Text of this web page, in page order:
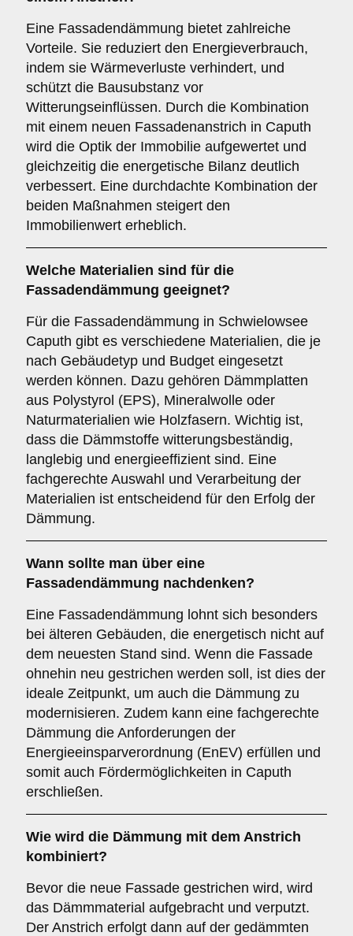
Eine Fassadendämmung bietet zahlreiche
Vorteile. Sie reduziert den Energieverbrauch,
indem sie Wärmeverluste verhindert, und
schützt die Bausubstanz vor
Witterungseinflüssen. Durch die Kombination
mit einem neuen Fassadenanstrich in Caputh
wird die Optik der Immobilie aufgewertet und
gleichzeitig die energetische Bilanz deutlich
verbessert. Eine durchdachte Kombination der
beiden Maßnahmen steigert den
Immobilienwert erheblich.
Welche Materialien sind für die
Fassadendämmung geeignet?
Für die Fassadendämmung in Schwielowsee
Caputh gibt es verschiedene Materialien, die je
nach Gebäudetyp und Budget eingesetzt
werden können. Dazu gehören Dämmplatten
aus Polystyrol (EPS), Mineralwolle oder
Naturmaterialien wie Holzfasern. Wichtig ist,
dass die Dämmstoffe witterungsbeständig,
langlebig und energieeffizient sind. Eine
fachgerechte Auswahl und Verarbeitung der
Materialien ist entscheidend für den Erfolg der
Dämmung.
Wann sollte man über eine
Fassadendämmung nachdenken?
Eine Fassadendämmung lohnt sich besonders
bei älteren Gebäuden, die energetisch nicht auf
dem neuesten Stand sind. Wenn die Fassade
ohnehin neu gestrichen werden soll, ist dies der
ideale Zeitpunkt, um auch die Dämmung zu
modernisieren. Zudem kann eine fachgerechte
Dämmung die Anforderungen der
Energieeinsparverordnung (EnEV) erfüllen und
somit auch Fördermöglichkeiten in Caputh
erschließen.
Wie wird die Dämmung mit dem Anstrich
kombiniert?
Bevor die neue Fassade gestrichen wird, wird
das Dämmmaterial aufgebracht und verputzt.
Der Anstrich erfolgt dann auf der gedämmten